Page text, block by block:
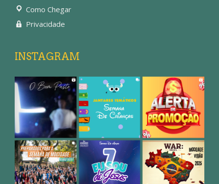
Como Chegar
Privacidade
INSTAGRAM